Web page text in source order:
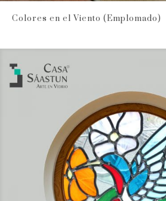
Colores en el Viento (Emplomado)